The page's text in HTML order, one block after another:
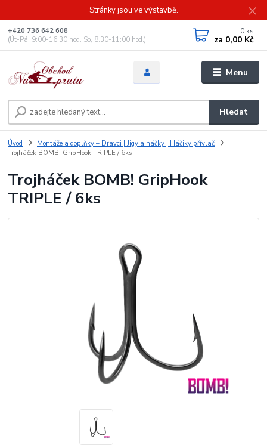
Stránky jsou ve výstavbě.
Menu
Hledat
+420 736 642 608
(Út-Pá, 9:00-16.30 hod. So, 8.30-11:00 hod.)
0 ks
za 0,00 Kč
Úvod
Montáže a doplňky – Dravci | Jigy a háčky | Háčiky přívlač
Trojháček BOMB! GripHook TRIPLE / 6ks
Trojháček BOMB! GripHook
TRIPLE / 6ks